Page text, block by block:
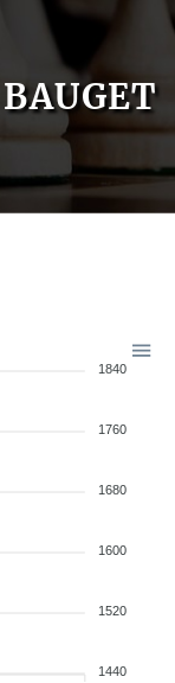
1840
1760
1680
1600
1520
1440